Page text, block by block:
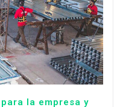
la empresa y